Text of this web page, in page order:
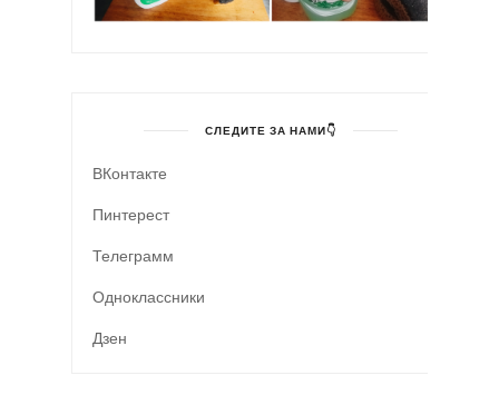
СЛЕДИТЕ ЗА НАМИ👇
ВКонтакте
Пинтерест
Телеграмм
Одноклассники
Дзен